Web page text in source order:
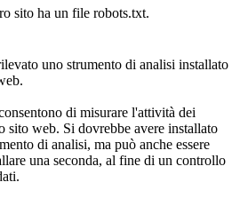
sito ha un file robots.txt.
uno strumento di analisi installato
di misurare l'attività dei
sito web. Si dovrebbe avere installato
di analisi, ma può anche essere
una seconda, al fine di un controllo